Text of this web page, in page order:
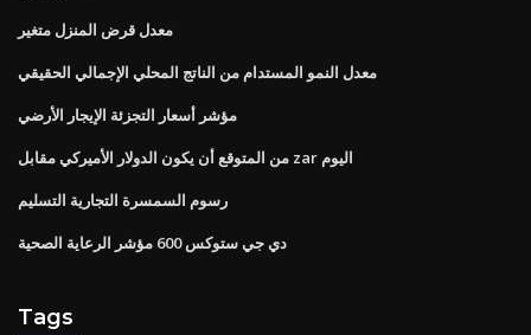
معدل قرض المنزل متغير
معدل النمو المستدام من الناتج المحلي الإجمالي الحقيقي
مؤشر أسعار التجزئة الإيجار الأرضي
من المتوقع أن يكون الدولار الأميركي مقابل zar اليوم
رسوم السمسرة التجارية التسليم
دي جي ستوكس 600 مؤشر الرعاية الصحية
Tags